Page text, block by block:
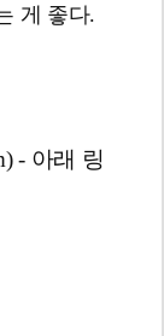
게 좋다.
- 아래 링